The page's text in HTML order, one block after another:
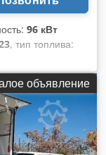
96 кВт
, тип топлива:
мест:
пространства
2 160 мм ,
замок,
,
объявление